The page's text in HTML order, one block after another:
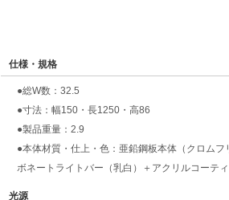
仕様・規格
●総W数：32.5
●寸法：幅150・長1250・高86
●製品重量：2.9
●本体材質・仕上・色：亜鉛鋼板本体（クロム
ボネートライトバー（乳白）＋アクリルコーテ
光源